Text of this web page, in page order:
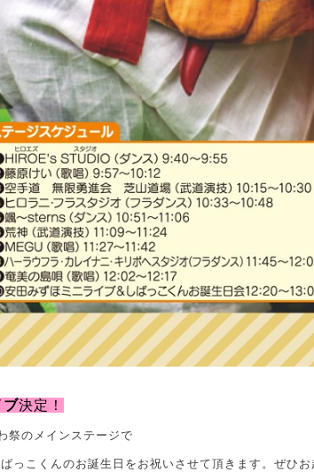
ブ決定！
祭のメインステージで
っこくんのお誕生日をお祝いさせて頂きます。 ぜひお